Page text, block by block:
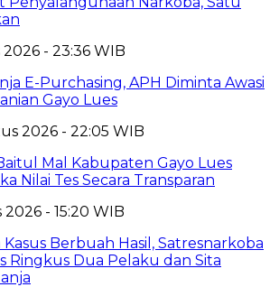
- 23:36 WIB
E-Purchasing, APH Diminta Awasi
Gayo Lues
2026 - 22:05 WIB
Mal Kabupaten Gayo Lues
Nilai Tes Secara Transparan
- 15:20 WIB
Berbuah Hasil, Satresnarkoba
Ringkus Dua Pelaku dan Sita